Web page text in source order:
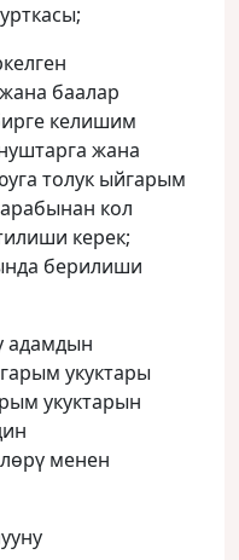
баалар
келишим
жана
толук ыйгарым
кол
керек;
берилиши
адамдын
укуктары
укуктарын
менен